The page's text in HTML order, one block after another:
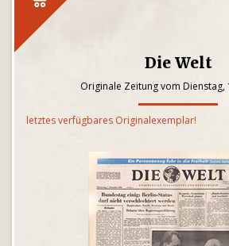
Die Welt
Originale Zeitung vom Dienstag,
letztes verfügbares Originalexemplar!